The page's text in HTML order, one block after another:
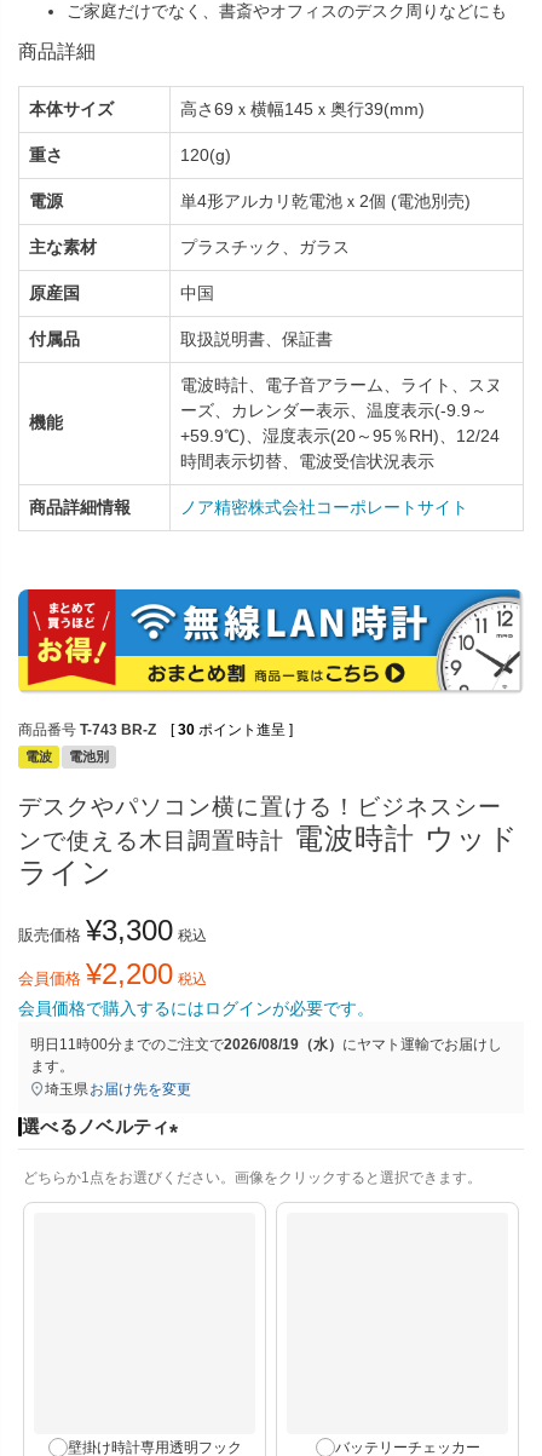
ご家庭だけでなく、書斎やオフィスのデスク周りなどにも
商品詳細
本体サイズ 高さ69ｘ横幅145ｘ奥行39(mm)
重さ 120(g)
電源 単4形アルカリ乾電池ｘ2個 (電池別売)
主な素材 プラスチック、ガラス
原産国 中国
付属品 取扱説明書、保証書
機能
電波時計、電子音アラーム、ライト、スヌ
ーズ、カレンダー表示、温度表示(-9.9～
+59.9℃)、湿度表示(20～95％RH)、12/24
時間表示切替、電波受信状況表示
商品詳細情報 ノア精密株式会社コーポレートサイト
商品番号 T-743 BR-Z [ 30 ポイント進呈 ]
電波 電池別
デスクやパソコン横に置ける！ビジネスシー
ンで使える木目調置時計 電波時計 ウッド
ライン
販売価格 ¥3,300 税込
会員価格 ¥2,200 税込
会員価格で購入するにはログインが必要です。
明日 11時00分までのご注文で2026/08/19（水） にヤマト運輸でお届けし
ます。
埼玉県お届け先を変更
選べるノベルティ
必
どちらか1点をお選びください。画像をクリックすると選択できます。
壁掛け時計専用透明フック バッテリーチェッカー